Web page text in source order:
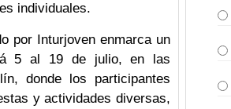
individuales.
por Inturjoven enmarca un
5 al 19 de julio, en las
donde los participantes
y actividades diversas,